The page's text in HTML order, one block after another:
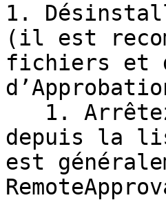
1.
(il est
fichiers et
depuis la
est